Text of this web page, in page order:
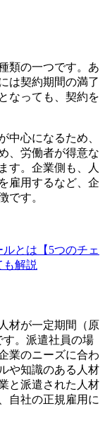
類の一つです。あ
は契約期間の満了
なっても、契約を
中心になるため、
、労働者が得意な
す。企業側も、人
雇用するなど、企
です。
とは【5つのチェ
も解説
材が一定期間（原
。派遣社員の場
業のニーズに合わ
や知識のある人材
と派遣された人材
自社の正規雇用に